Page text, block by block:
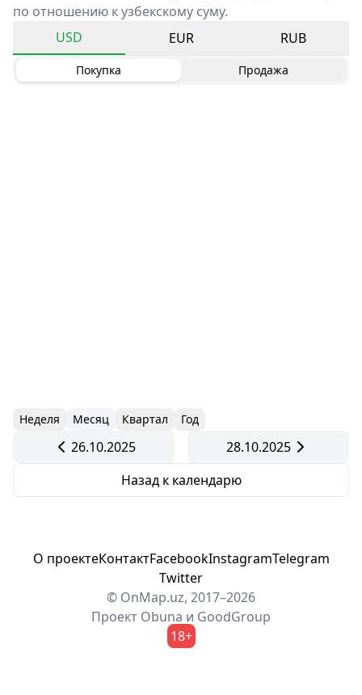
по отношению к узбекскому суму.
USD
EUR RUB
Покупка Продажа
Неделя Месяц Квартал Год
26.10.2025
28.10.2025
Назад к календарю
О проектеКонтактFacebookInstagramTelegram
Twitter
© OnMap.uz, 2017–2026
Проект Obuna и GoodGroup
18+